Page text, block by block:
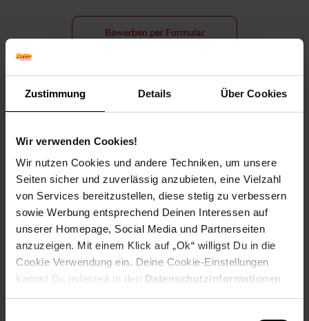
Zustimmung Details Über Cookies
Wir verwenden Cookies!
Wir nutzen Cookies und andere Techniken, um unsere
Seiten sicher und zuverlässig anzubieten, eine Vielzahl
von Services bereitzustellen, diese stetig zu verbessern
sowie Werbung entsprechend Deinen Interessen auf
unserer Homepage, Social Media und Partnerseiten
anzuzeigen. Mit einem Klick auf „Ok“ willigst Du in die
Cookie Verwendung ein. Deine Cookie-Einstellungen
kannst Du jederzeit in den Datenschutzinformationen
Bewerben per Formular
Folge uns auf Social Media!
Hinweis: Aus Gründen der leichteren Lesbarkeit verwenden
wir im Textverlauf die männliche Form der Anrede.
Selbstverständlich sind bei Netto Menschen jeder
Geschlechtsidentität willkommen.
Fußzeile
Weitere Online-Angebote